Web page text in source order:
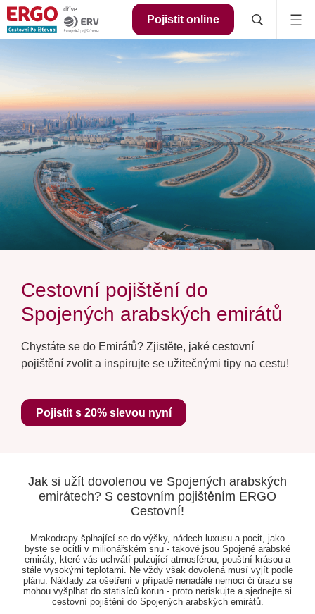
Pojistit online
Cestovní pojištění do
Spojených arabských emirátů
Chystáte se do Emirátů? Zjistěte, jaké cestovní
pojištění zvolit a inspirujte se užitečnými tipy na cestu!
Pojistit s 20% slevou nyní
Jak si užít dovolenou ve Spojených arabských
emirátech? S cestovním pojištěním ERGO
Cestovní!
Mrakodrapy šplhající se do výšky, nádech luxusu a pocit, jako
byste se ocitli v milionářském snu - takové jsou Spojené arabské
emiráty, které vás uchvátí pulzující atmosférou, pouštní krásou a
stále vysokými teplotami. Ne vždy však dovolená musí vyjít podle
plánu. Náklady za ošetření v případě nenadálé nemoci či úrazu se
mohou vyšplhat do statisíců korun - proto neriskujte a sjednejte si
cestovní pojištění do Spojených arabských emirátů.